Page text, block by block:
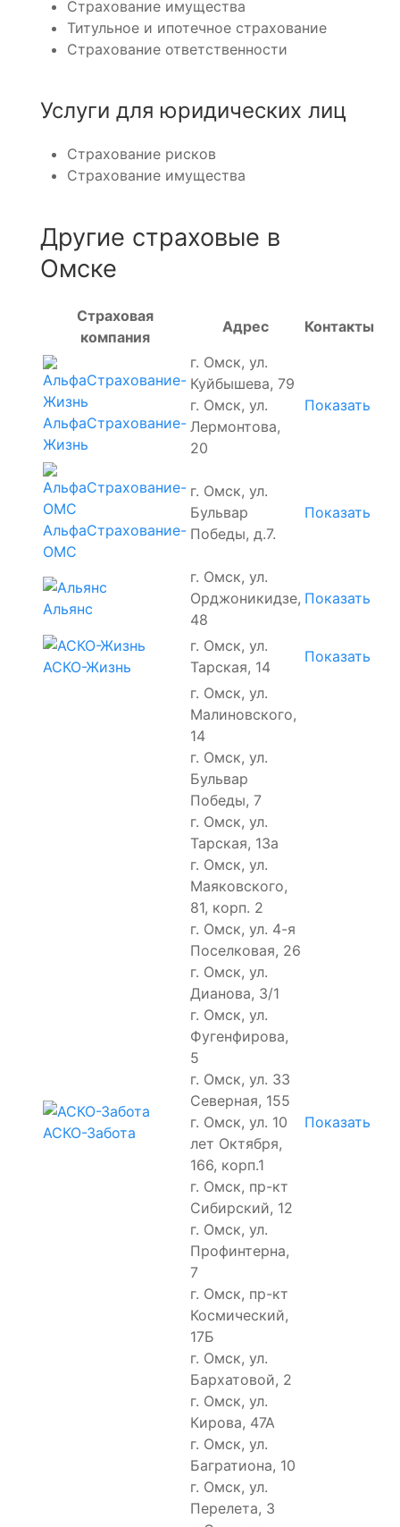
Страхование имущества
Титульное и ипотечное страхование
Страхование ответственности
Услуги для юридических лиц
Страхование рисков
Страхование имущества
Другие страховые в
Омске
Страховая
компания
Адрес Контакты
АльфаСтрахование-
Жизнь
г. Омск, ул.
Куйбышева, 79
г. Омск, ул.
Лермонтова,
20
Показать
АльфаСтрахование-
ОМС
г. Омск, ул.
Бульвар
Победы, д.7.
Показать
Альянс
г. Омск, ул.
Орджоникидзе,
48
Показать
АСКО-Жизнь
г. Омск, ул.
Тарская, 14
Показать
АСКО-Забота
г. Омск, ул.
Малиновского,
14
г. Омск, ул.
Бульвар
Победы, 7
г. Омск, ул.
Тарская, 13а
г. Омск, ул.
Маяковского,
81, корп. 2
г. Омск, ул. 4-я
Поселковая, 26
г. Омск, ул.
Дианова, 3/1
г. Омск, ул.
Фугенфирова,
5
г. Омск, ул. 33
Северная, 155
г. Омск, ул. 10
лет Октября,
166, корп.1
г. Омск, пр-кт
Сибирский, 12
г. Омск, ул.
Профинтерна,
7
г. Омск, пр-кт
Космический,
17Б
г. Омск, ул.
Бархатовой, 2
г. Омск, ул.
Кирова, 47А
г. Омск, ул.
Багратиона, 10
г. Омск, ул.
Перелета, 3
Показать